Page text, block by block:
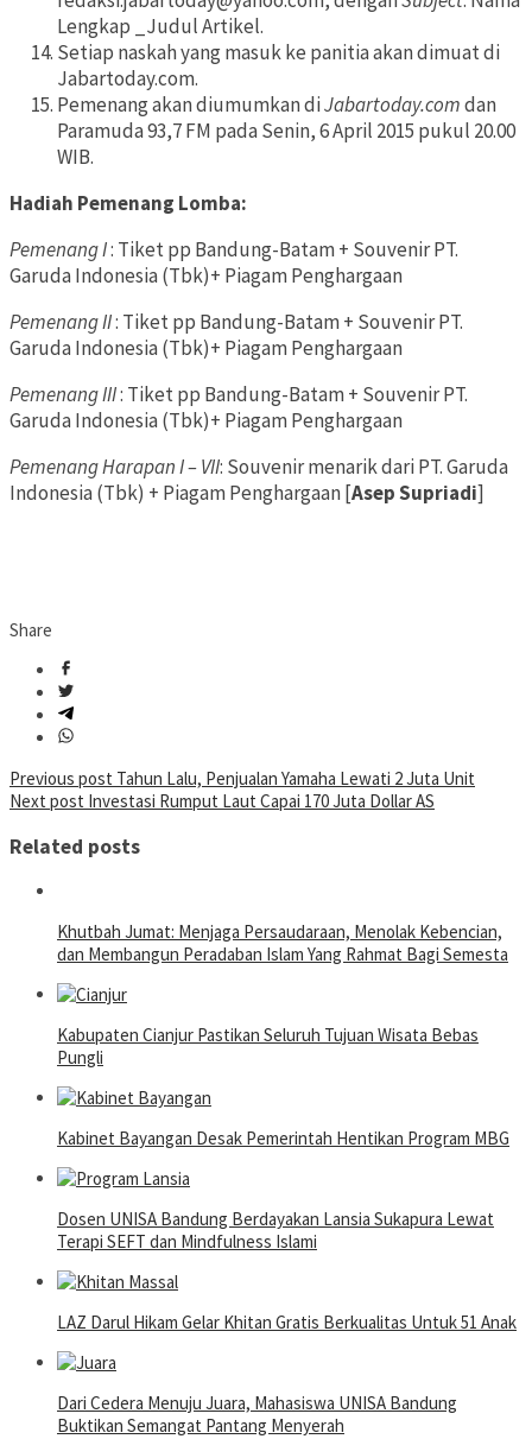
Lengkap _Judul Artikel.
Setiap naskah yang masuk ke panitia akan dimuat di
Jabartoday.com.
Pemenang akan diumumkan diJabartoday.comdan
Paramuda 93,7 FM pada Senin, 6 April 2015 pukul 20.00
WIB.
Hadiah Pemenang Lomba:
Pemenang I: Tiket pp Bandung-Batam + Souvenir PT.
Garuda Indonesia (Tbk)+ Piagam Penghargaan
Pemenang II: Tiket pp Bandung-Batam + Souvenir PT.
Garuda Indonesia (Tbk)+ Piagam Penghargaan
Pemenang III: Tiket pp Bandung-Batam + Souvenir PT.
Garuda Indonesia (Tbk)+ Piagam Penghargaan
Pemenang Harapan I – VII: Souvenir menarik dari PT. Garuda
Indonesia (Tbk) + Piagam Penghargaan [Asep Supriadi]
Share
Post
navigation
Previous post Tahun Lalu, Penjualan Yamaha Lewati 2 Juta Unit
Next post Investasi Rumput Laut Capai 170 Juta Dollar AS
Related posts
Khutbah Jumat: Menjaga Persaudaraan, Menolak Kebencian,
dan Membangun Peradaban Islam Yang Rahmat Bagi Semesta
Kabupaten Cianjur Pastikan Seluruh Tujuan Wisata Bebas
Pungli
Kabinet Bayangan Desak Pemerintah Hentikan Program MBG
Dosen UNISA Bandung Berdayakan Lansia Sukapura Lewat
Terapi SEFT dan Mindfulness Islami
LAZ Darul Hikam Gelar Khitan Gratis Berkualitas Untuk 51 Anak
Dari Cedera Menuju Juara, Mahasiswa UNISA Bandung
Buktikan Semangat Pantang Menyerah